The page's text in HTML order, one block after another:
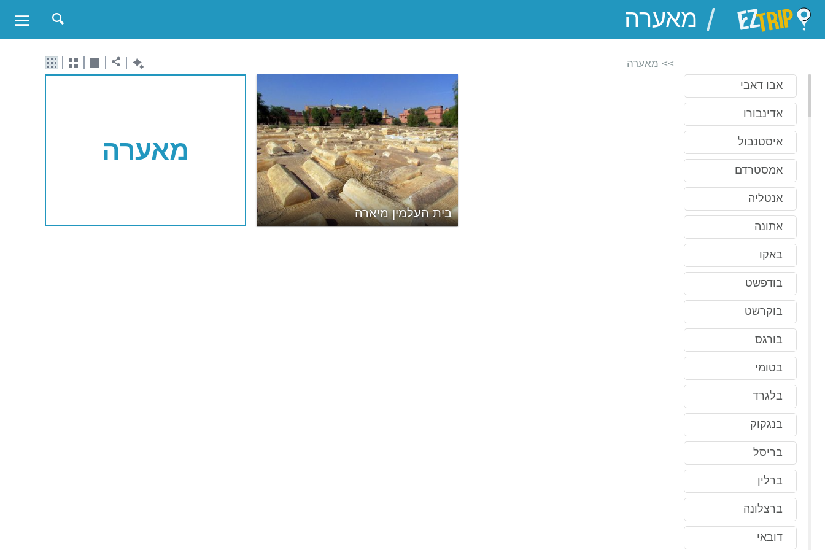
EZTrip
/
אבו דאבי
אדינבורו
איסטנבול
אמסטרדם
אנטליה
אתונה
באקו
בודפשט
בוקרשט
בורגס
בטומי
בלגרד
בנגקוק
בריסל
ברלין
ברצלונה
דובאי
>> מאערה
מאערה
בית העלמין מיארה